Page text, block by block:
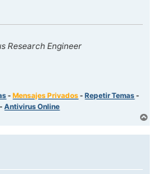
Research Engineer
-Mensajes Privados-Repetir Temas-
-Antivirus Online
r